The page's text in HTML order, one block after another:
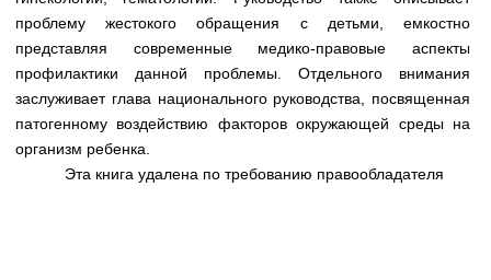
проблему жестокого обращения с детьми, емкостно
представляя современные медико-правовые аспекты
профилактики данной проблемы. Отдельного внимания
заслуживает глава национального руководства, посвященная
патогенному воздействию факторов окружающей среды на
организм ребенка.
Эта книга удалена по требованию правообладателя